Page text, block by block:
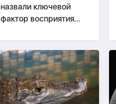
назвали ключевой
фактор восприятия
привлекательности